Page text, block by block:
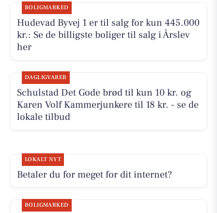
BOLIGMARKED
Hudevad Byvej 1 er til salg for kun 445.000
kr.: Se de billigste boliger til salg i Årslev
her
DAGLIGVARER
Schulstad Det Gode brød til kun 10 kr. og
Karen Volf Kammerjunkere til 18 kr. - se de
lokale tilbud
LOKALT NYT
Betaler du for meget for dit internet?
BOLIGMARKED